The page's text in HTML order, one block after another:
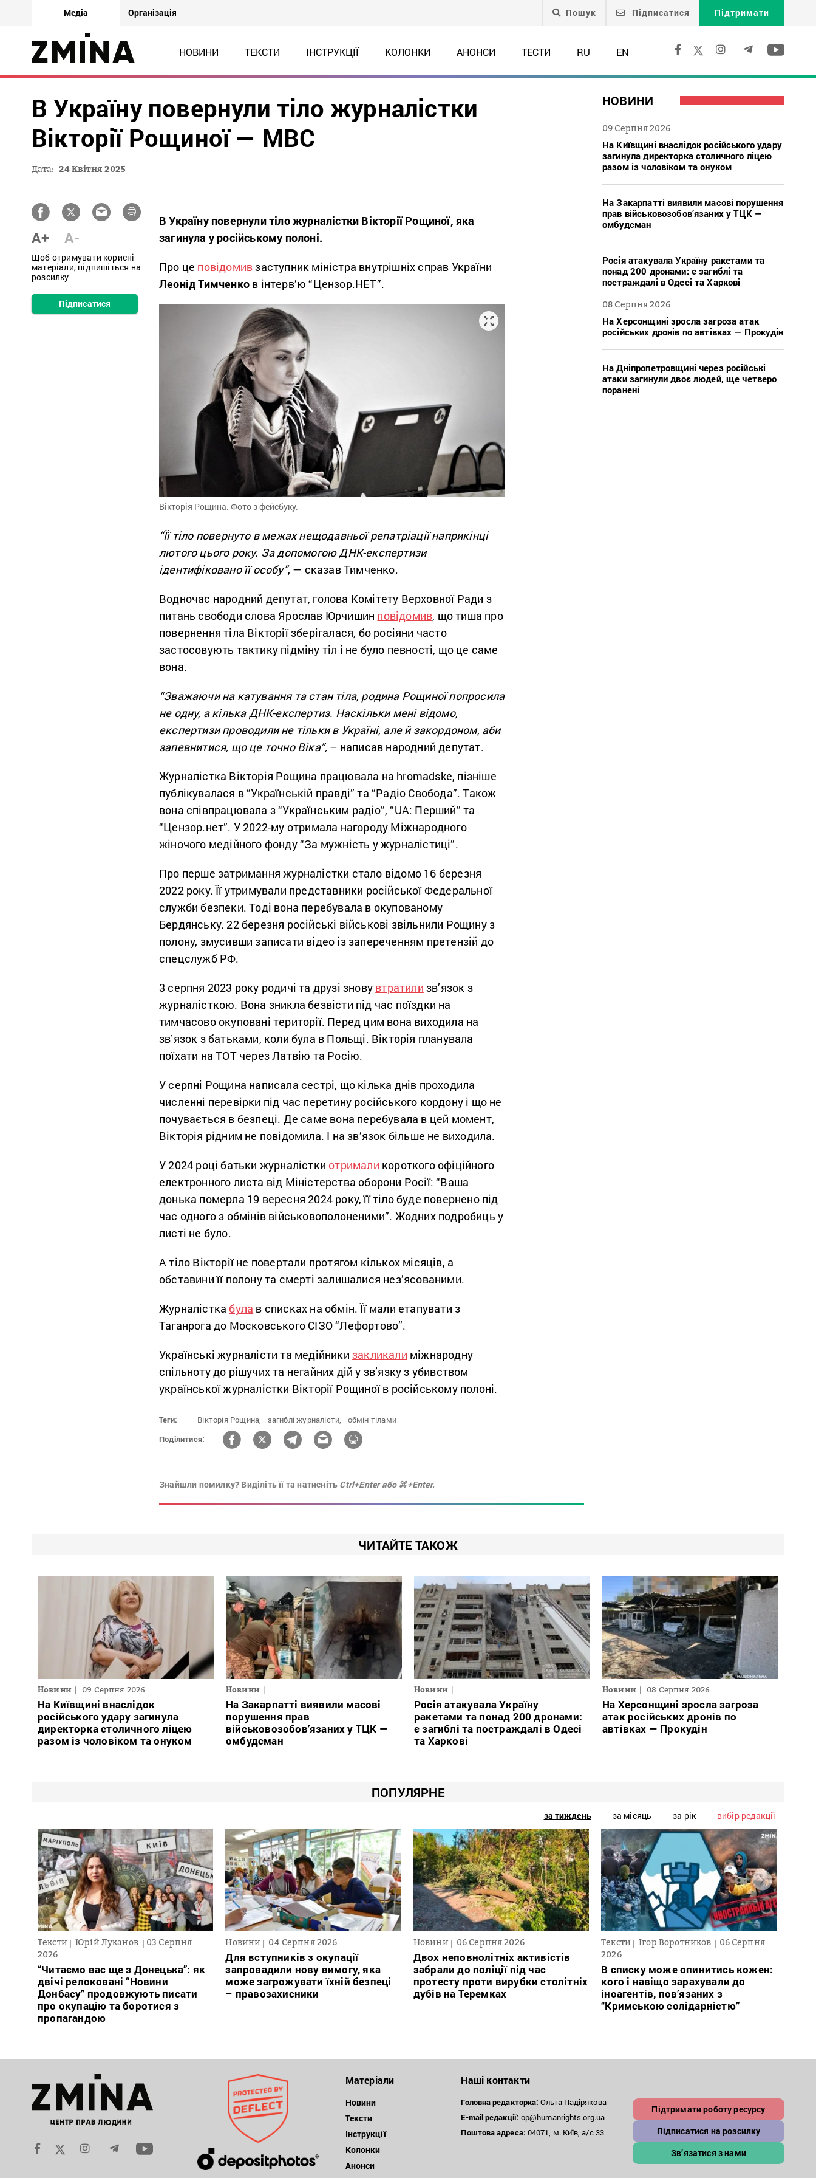
Медіа Організація Пошук Підписатися Підтримати
НОВИНИ ТЕКСТИ ІНСТРУКЦІЇ КОЛОНКИ АНОНСИ ТЕСТИ RU EN
В Україну повернули тіло журналістки
Вікторії Рощиної — МВС
Дата: 24 Квітня 2025
A+ A-
Щоб отримувати корисні
матеріали, підпишіться на
розсилку
Підписатися
В Україну повернули тіло журналістки Вікторії Рощиної, яка
загинула у російському полоні.
Про це повідомивзаступник міністра внутрішніх справ України
Леонід Тимченко в інтерв’ю “Цензор.НЕТ”.
Вікторія Рощина. Фото з фейсбуку.
“Її тіло повернуто в межах нещодавньої репатріації наприкінці
лютого цього року. За допомогою ДНК-експертизи
ідентифіковано її особу”, — сказав Тимченко.
Водночас народний депутат, голова Комітету Верховної Ради з
питань свободи слова Ярослав Юрчишин повідомив, що тиша про
повернення тіла Вікторії зберігалася, бо росіяни часто
застосовують тактику підміну тіл і не було певності, що це саме
вона.
“Зважаючи на катування та стан тіла, родина Рощиної попросила
не одну, а кілька ДНК-експертиз. Наскільки мені відомо,
експертизи проводили не тільки в Україні, але й закордоном, аби
запевнитися, що це точно Віка”, – написав народний депутат.
Журналістка Вікторія Рощина працювала на hromadske, пізніше
публікувалася в “Українській правді” та “Радіо Свобода”. Також
вона співпрацювала з “Українським радіо”, “UA: Перший” та
“Цензор.нет”. У 2022-му отримала нагороду Міжнародного
жіночого медійного фонду “За мужність у журналістиці”.
Про перше затримання журналістки стало відомо 16 березня
2022 року. Її утримували представники російської Федеральної
служби безпеки. Тоді вона перебувала в окупованому
Бердянську. 22 березня російські військові звільнили Рощину з
полону, змусивши записати відео із запереченням претензій до
спецслужб РФ.
3 серпня 2023 року родичі та друзі знову втратили зв’язок з
журналісткою. Вона зникла безвісти під час поїздки на
тимчасово окуповані території. Перед цим вона виходила на
звʼязок з батьками, коли була в Польщі. Вікторія планувала
поїхати на ТОТ через Латвію та Росію.
У серпні Рощина написала сестрі, що кілька днів проходила
численні перевірки під час перетину російського кордону і що не
почувається в безпеці. Де саме вона перебувала в цей момент,
Вікторія рідним не повідомила. І на зв’язок більше не виходила.
У 2024 році батьки журналістки отримали короткого офіційного
електронного листа від Міністерства оборони Росії: “Ваша
донька померла 19 вересня 2024 року, її тіло буде повернено під
час одного з обмінів військовополоненими”. Жодних подробиць у
листі не було.
А тіло Вікторії не повертали протягом кількох місяців, а
обставини її полону та смерті залишалися нез’ясованими.
Журналісткабула в списках на обмін. Її мали етапувати з
Таганрога до Московського СІЗО “Лефортово”.
Українські журналісти та медійникизакликали міжнародну
спільноту до рішучих та негайних дій у зв’язку з убивством
української журналістки Вікторії Рощиної в російському полоні.
Теги: Вікторія Рощина, загиблі журналісти,
обмін тілами
Поділитися:
Знайшли помилку? Виділіть її та натисніть Ctrl+Enter або ⌘+Enter.
НОВИНИ
09 Серпня 2026
На Київщині внаслідок російського удару
загинула директорка столичного ліцею
разом із чоловіком та онуком
На Закарпатті виявили масові порушення
прав військовозобов’язаних у ТЦК —
омбудсман
Росія атакувала Україну ракетами та
понад 200 дронами: є загиблі та
постраждалі в Одесі та Харкові
08 Серпня 2026
На Херсонщині зросла загроза атак
російських дронів по автівках — Прокудін
На Дніпропетровщині через російські
атаки загинули двоє людей, ще четверо
поранені
ЧИТАЙТЕ ТАКОЖ
Новини 09 Серпня 2026
На Київщині внаслідок
російського удару загинула
директорка столичного ліцею
разом із чоловіком та онуком
Новини
На Закарпатті виявили масові
порушення прав
військовозобов’язаних у ТЦК —
омбудсман
Новини
Росія атакувала Україну
ракетами та понад 200 дронами:
є загиблі та постраждалі в Одесі
та Харкові
Новини 08 Серпня 2026
На Херсонщині зросла загроза
атак російських дронів по
автівках — Прокудін
ПОПУЛЯРНЕ
за тиждень за місяць за рік вибір редакції
Тексти Юрій Луканов
03 Серпня
2026
“Читаємо вас ще з Донецька”: як
двічі релоковані “Новини
Донбасу” продовжують писати
про окупацію та боротися з
пропагандою
Новини 04 Серпня 2026
Для вступників з окупації
запровадили нову вимогу, яка
може загрожувати їхній безпеці
– правозахисники
Новини 06 Серпня 2026
Двох неповнолітніх активістів
забрали до поліції під час
протесту проти вирубки столітніх
дубів на Теремках
Тексти Ігор Воротников
06 Серпня
2026
В списку може опинитись кожен:
кого і навіщо зарахували до
іноагентів, пов’язаних з
“Кримською солідарністю”
Матеріали
Новини
Тексти
Інструкції
Колонки
Анонси
Наші контакти
Головна редакторка: Ольга Падірякова
E-mail редакції: op@humanrights.org.ua
Поштоваадреса: 04071, м. Київ, а/с 33
Підтримати роботу ресурсу
Підписатися на розсилку
Зв’язатися з нами